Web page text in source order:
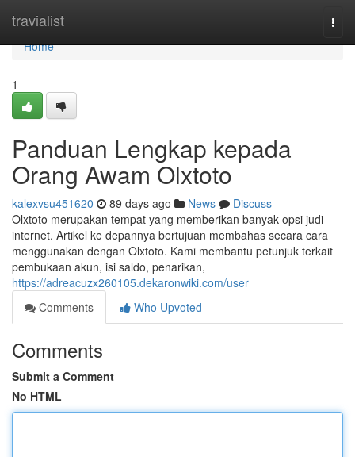
travialist
Home
Home
1
Panduan Lengkap kepada
Orang Awam Olxtoto
kalexvsu451620 89 days ago News
Discuss
Olxtoto merupakan tempat yang memberikan banyak opsi judi
internet. Artikel ke depannya bertujuan membahas secara cara
menggunakan dengan Olxtoto. Kami membantu petunjuk terkait
pembukaan akun, isi saldo, penarikan,
https://adreacuzx260105.dekaronwiki.com/user
Comments
Who Upvoted
Comments
Submit a Comment
No HTML